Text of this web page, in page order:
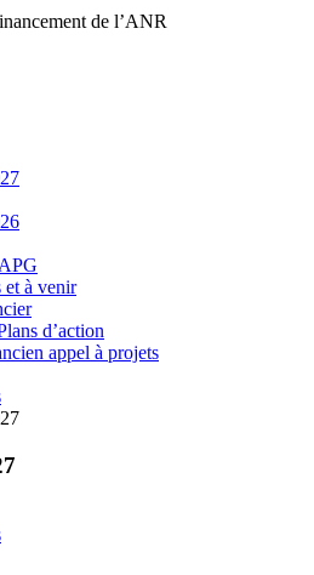
de l’ANR
et à venir
d’action
appel à projets